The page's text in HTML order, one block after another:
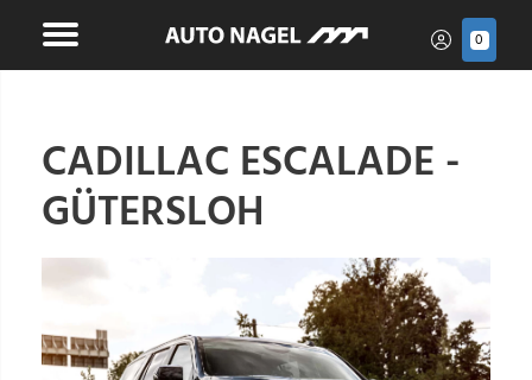
0
CADILLAC ESCALADE -
GÜTERSLOH